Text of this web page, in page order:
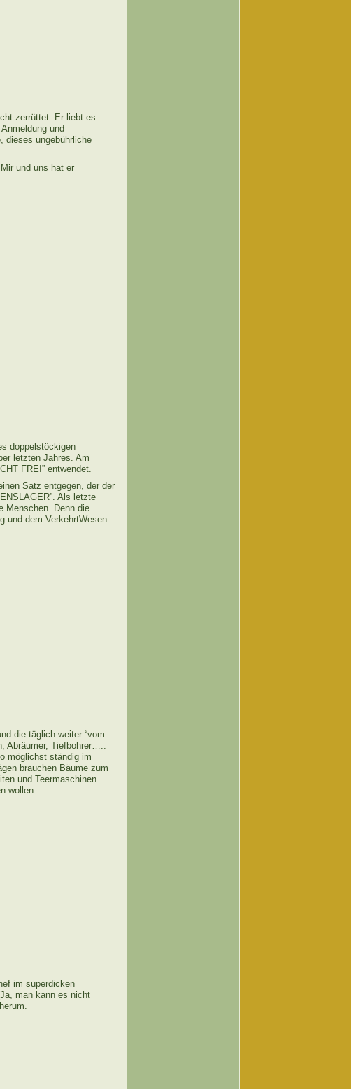
zerrüttet. Er liebt es
und
dieses ungebührliche
und uns hat er
doppelstöckigen
letzten Jahres. Am
FREI” entwendet.
Satz entgegen, der der
Als letzte
Menschen. Denn die
und dem VerkehrtWesen.
die täglich weiter “vom
Abräumer, Tiefbohrer…..
möglichst ständig im
brauchen Bäume zum
und Teermaschinen
wollen.
im superdicken
man kann es nicht